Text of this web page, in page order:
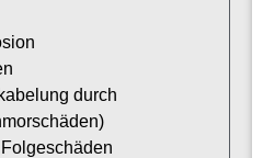
durch